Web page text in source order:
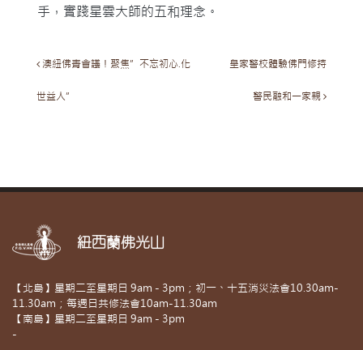
手，實踐星雲大師的五和理念。
Post navigation
澳紐佛青會議！聚焦”不忘初心.化
世益人”
皇家警校體驗佛門修持
警民融和一家親
紐西蘭佛光山
【北島】星期二至星期日 9am - 3pm；初一、十五消災法會10.30am-
11.30am；每週日共修法會10am-11.30am
【南島】星期二至星期日 9am - 3pm
-